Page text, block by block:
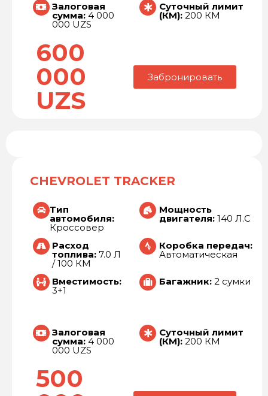
Залоговая
сумма: 4 000
000 UZS
Суточный лимит
(КМ):200 КМ
600
000
UZS
Забронировать
CHEVROLET TRACKER
Тип
автомобиля:
Кроссовер
Мощность
двигателя:140 Л.С
Расход
топлива: 7.0 Л
/ 100 КМ
Коробка передач:
Автоматическая
Вместимость:
3+1
Багажник:2 сумки
Залоговая
сумма: 4 000
000 UZS
Суточный лимит
(КМ):200 КМ
500